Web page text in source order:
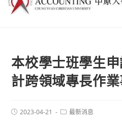
本校學士班學生
計跨領域專長作
2023-04-21 最新消息